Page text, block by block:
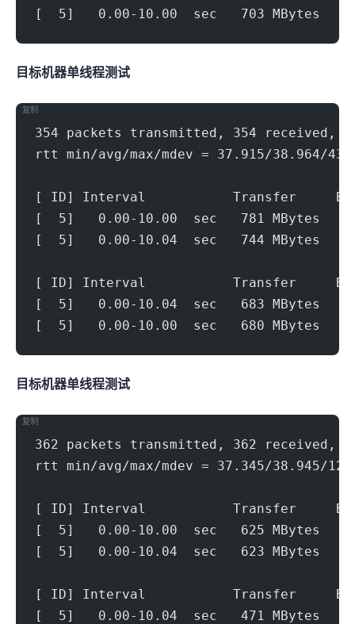
[  5]   0.00-10.00  sec   703 MBytes
目标机器 IPERF3单线程测试
354 packets transmitted, 354 received,
rtt min/avg/max/mdev = 37.915/38.964/
[ ID] Interval           Transfer
[  5]   0.00-10.00  sec   781 MBytes
[  5]   0.00-10.04  sec   744 MBytes
[ ID] Interval           Transfer
[  5]   0.00-10.04  sec   683 MBytes
[  5]   0.00-10.00  sec   680 MBytes
复制
目标机器 IPERF3单线程测试
362 packets transmitted, 362 received,
rtt min/avg/max/mdev = 37.345/38.945/
[ ID] Interval           Transfer
[  5]   0.00-10.00  sec   625 MBytes
[  5]   0.00-10.04  sec   623 MBytes
[ ID] Interval           Transfer
[  5]   0.00-10.04  sec   471 MBytes
复制